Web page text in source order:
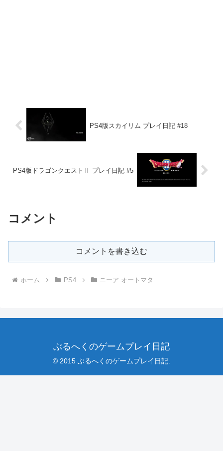
PS4版スカイリム プレイ日記 #18
PS4版ドラゴンクエストⅡ プレイ日記 #5
コメント
コメントを書き込む
ホーム PS4 ニーア オートマタ
ぶるへくのゲームプレイ日記
© 2015 ぶるへくのゲームプレイ日記.